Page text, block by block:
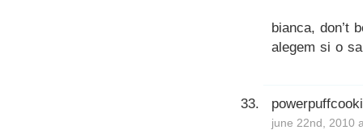
bianca, don’t
alegem si o
june 22nd, 2010